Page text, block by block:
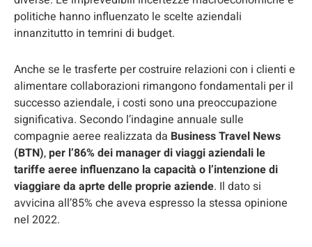
politiche hanno influenzato le scelte aziendali
innanzitutto in temrini di budget.
Anche se le trasferte per costruire relazioni con i clienti e
alimentare collaborazioni rimangono fondamentali per il
successo aziendale, i costi sono una preoccupazione
significativa. Secondo l’indagine annuale sulle
compagnie aeree realizzata da Business Travel News
(BTN),per l’86% dei manager di viaggi aziendali le
tariffe aeree influenzano la capacità o l’intenzione di
viaggiare da aprte delle proprie aziende. Il dato si
avvicina all’85% che aveva espresso la stessa opinione
nel 2022.